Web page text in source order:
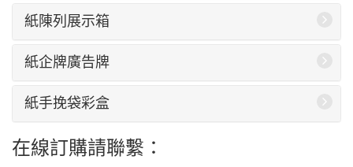
紙陳列展示箱
紙企牌廣告牌
紙手挽袋彩盒
在線訂購請聯繫：